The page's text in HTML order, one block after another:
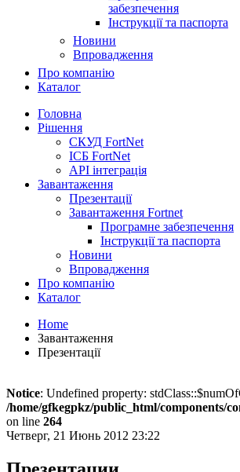
забезпечення
Інструкції та паспорта
Новини
Впровадження
Про компанію
Каталог
Головна
Рішення
СКУД FortNet
ІСБ FortNet
API інтеграція
Завантаження
Презентації
Завантаження Fortnet
Програмне забезпечення
Інструкції та паспорта
Новини
Впровадження
Про компанію
Каталог
Home
Завантаження
Презентації
Notice: Undefined property:
/home/gfkegpkz/public_html/components/
on line 264
Четверг, 21 Июнь 2012 23:22